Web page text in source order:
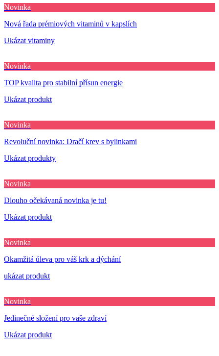
Novinka
Nová řada prémiových vitaminů v kapslích
Ukázat vitaminy
Novinka
TOP kvalita pro stabilní přísun energie
Ukázat produkt
Novinka
Revoluční novinka: Dračí krev s bylinkami
Ukázat produkty
Novinka
Dlouho očekávaná novinka je tu!
Ukázat produkt
Novinka
Okamžitá úleva pro váš krk a dýchání
ukázat produkt
Novinka
Jedinečné složení pro vaše zdraví
Ukázat produkt